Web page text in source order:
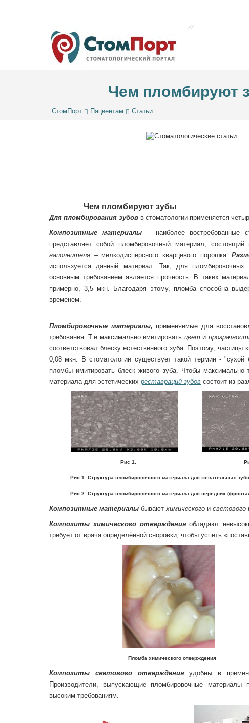
Чем пломбируют
СтомПорт Пациентам Статьи
Чем пломбируют зубы
Для пломбирования зубов в стоматологии применяется
Композитные материалы – наиболее востребованные
представляет собой пломбировочный материал,
наполнителя – мелкодисперсного кварцевого порошка.
используется данный материал. Так, для
основным требованием является прочность. В таких
примерно, 3,5 мкн. Благодаря этому, пломба способна
временем.
Пломбировочные материалы, применяемые для
требования. Т.е максимально имитировать цвет и
соответствовал блеску естественного зуба. Поэтому,
0,08 мкн. В стоматологии существует такой термин -
пломбы имитировать блеск живого зуба. Чтобы максимально
материала для эстетических реставраций зубов состоит из
Рис 1. Рис
Рис 1. Структура пломбировочного материала для жевательных
Рис 2. Структура пломбировочного материала для передних
Композитные материалы бываютхимического и светового
Композиты химического отвержденияобладают
требует от врача определённой сноровки, чтобы успеть
Пломба химического отверждения
Композиты светового отвержденияудобны в
Производители, выпускающие пломбировочные
высоким требованиям.